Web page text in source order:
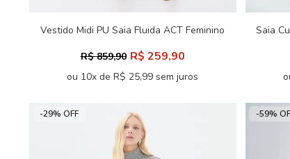
Vestido Midi PU Saia Fluida ACT Feminino
R$ 859,90 R$ 259,90
ou 10x de R$ 25,99 sem juros
Saia
-29% OFF -59%